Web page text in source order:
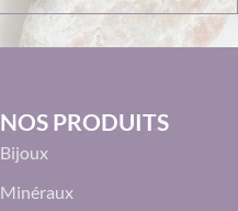
NOS PRODUITS
Bijoux
Minéraux